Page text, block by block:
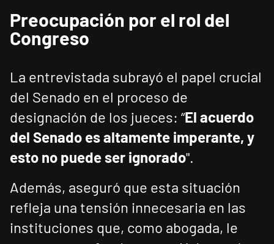
Preocupación por el rol del
Congreso
La entrevistada subrayó el papel crucial
del Senado en el proceso de
designación de los jueces: “El acuerdo
del Senado es altamente imperante, y
esto no puede ser ignorado".
Además, aseguró que esta situación
refleja una tensión innecesaria en las
instituciones que, como abogada, le